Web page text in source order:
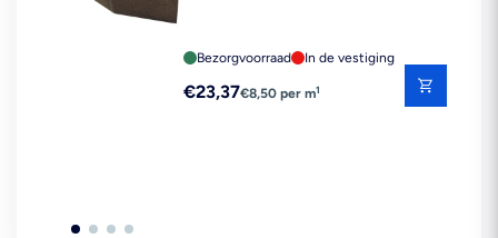
Bezorgvoorraad In de vestiging
Reguliere
€23,37€8,50 per m1